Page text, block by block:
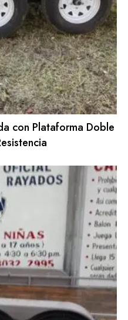
con Plataforma Doble